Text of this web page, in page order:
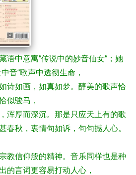
语中意寓“传说中的妙音仙女“；她
音“歌声中透彻生命，
诗如画，如真如梦。醇美的歌声恰
似骏马，
浑厚而深沉。那是只应天上有的歌
春秋，衷情句如诉，句句撼人心。
教信仰般的精神。音乐同样也是种
的言词更容易打动人心，